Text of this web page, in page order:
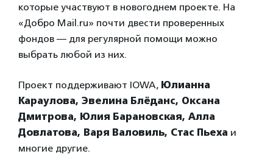
которые участвуют в новогоднем проекте. На
«Добро Mail.ru» почти двести проверенных
фондов — для регулярной помощи можно
выбрать любой из них.
Проект поддерживают IOWA, Юлианна
Караулова, Эвелина Блёданс, Оксана
Дмитрова, Юлия Барановская, Алла
Довлатова, Варя Валовиль, Стас Пьеха и
многие другие.